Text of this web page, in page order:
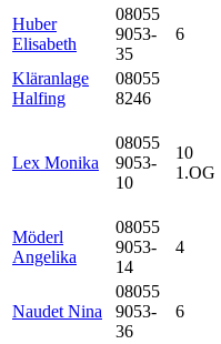
Huber
Elisabeth
08055
9053-
35
6
Kläranlage
Halfing
08055
8246
Lex Monika
08055
9053-
10
10
1.OG
Möderl
Angelika
08055
9053-
14
4
Naudet Nina
08055
9053-
36
6